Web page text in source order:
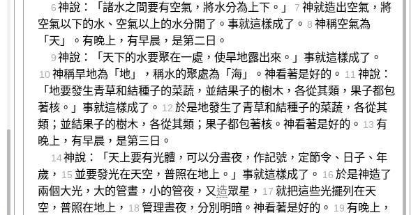
6 神說：「諸水之間要有空氣，將水分為上下。」 7 神就造出空氣，將
空氣以下的水、空氣以上的水分開了。事就這樣成了。 8 神稱空氣為
「天」。有晚上，有早晨，是第二日。
9 神說：「天下的水要聚在一處，使旱地露出來。」事就這樣成了。
10 神稱旱地為「地」，稱水的聚處為「海」。神看著是好的。 11 神說：
「地要發生青草和結種子的菜蔬，並結果子的樹木，各從其類，果子都包
著核。」事就這樣成了。 12 於是地發生了青草和結種子的菜蔬，各從其
類；並結果子的樹木，各從其類；果子都包著核。神看著是好的。 13 有
晚上，有早晨，是第三日。
14神說：「天上要有光體，可以分晝夜，作記號，定節令、日子、年
歲， 15 並要發光在天空，普照在地上。」事就這樣成了。 16 於是神造了
兩個大光，大的管晝，小的管夜，又造眾星， 17 就把這些光擺列在天
空，普照在地上， 18 管理晝夜，分別明暗。神看著是好的。 19 有晚上，